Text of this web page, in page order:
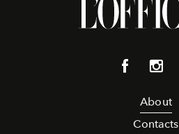
About
Contacts